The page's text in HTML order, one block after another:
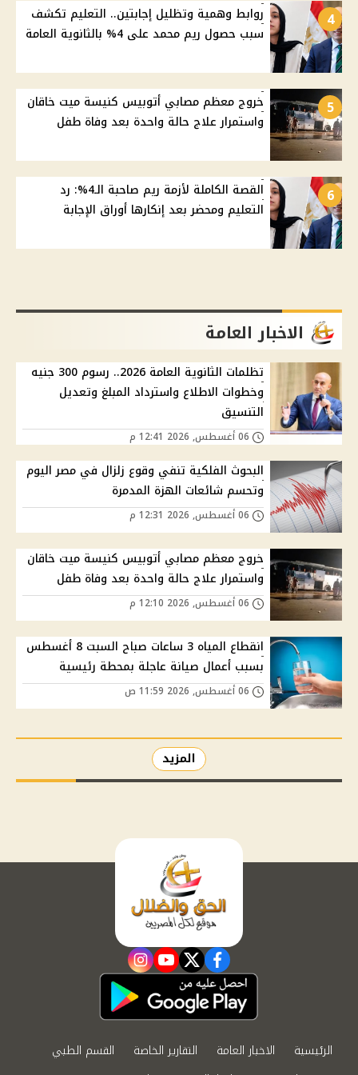
4
روابط وهمية وتظليل إجابتين.. التعليم تكشف
سبب حصول ريم محمد على 4% بالثانوية العامة
5
خروج معظم مصابي أتوبيس كنيسة ميت خاقان
واستمرار علاج حالة واحدة بعد وفاة طفل
6
القصة الكاملة لأزمة ريم صاحبة الـ4%: رد
التعليم ومحضر بعد إنكارها أوراق الإجابة
الاخبار العامة
تظلمات الثانوية العامة 2026.. رسوم 300 جنيه
وخطوات الاطلاع واسترداد المبلغ وتعديل
التنسيق
البحوث الفلكية تنفي وقوع زلزال في مصر اليوم
وتحسم شائعات الهزة المدمرة
خروج معظم مصابي أتوبيس كنيسة ميت خاقان
واستمرار علاج حالة واحدة بعد وفاة طفل
انقطاع المياه 3 ساعات صباح السبت 8 أغسطس
بسبب أعمال صيانة عاجلة بمحطة رئيسية
المزيد
facebook
twitter
youtube
instagram
الرئيسية الاخبار العامة التقارير الخاصة
القسم الطبي